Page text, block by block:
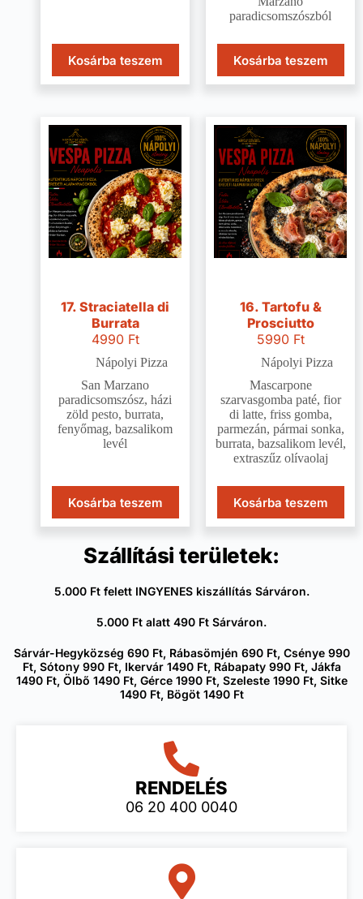
Kosárba teszem
paradicsomszószból
Kosárba teszem
17. Straciatella di
Burrata
4990 Ft
Nápolyi Pizza
San Marzano
paradicsomszósz, házi
zöld pesto, burrata,
fenyőmag, bazsalikom
levél
Kosárba teszem
16. Tartofu &
Prosciutto
5990 Ft
Nápolyi Pizza
Mascarpone
szarvasgomba paté, fior
di latte, friss gomba,
parmezán, pármai sonka,
burrata, bazsalikom levél,
extraszűz olívaolaj
Kosárba teszem
Szállítási területek:
5.000 Ft felett INGYENES kiszállítás Sárváron.
5.000 Ft alatt 490 Ft Sárváron.
Sárvár-Hegyközség 690 Ft, Rábasömjén 690 Ft, Csénye 990
Ft, Sótony 990 Ft, Ikervár 1490 Ft, Rábapaty 990 Ft, Jákfa
1490 Ft, Ölbő 1490 Ft, Gérce 1990 Ft, Szeleste 1990 Ft, Sitke
1490 Ft, Bögöt 1490 Ft
RENDELÉS
06 20 400 0040